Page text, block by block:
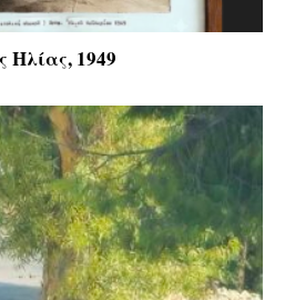
Ηλίας, 1949